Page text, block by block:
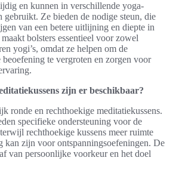
en kunnen in verschillende yoga-
gebruikt. Ze bieden de nodige steun, die
van een betere uitlijning en diepte in
bolsters essentieel voor zowel
yogi’s, omdat ze helpen om de
te vergroten en zorgen voor
zijn er beschikbaar?
ronde en rechthoekige meditatiekussens.
specifieke ondersteuning voor de
rechthoekige kussens meer ruimte
kan zijn voor ontspanningsoefeningen. De
van persoonlijke voorkeur en het doel